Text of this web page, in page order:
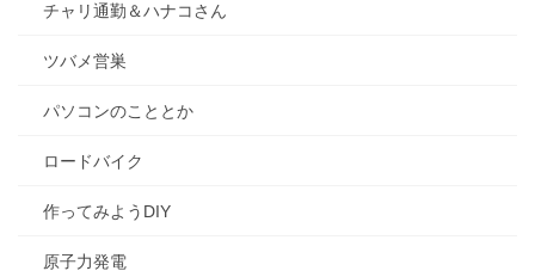
チャリ通勤＆ハナコさん
ツバメ営巣
パソコンのこととか
ロードバイク
作ってみようDIY
原子力発電